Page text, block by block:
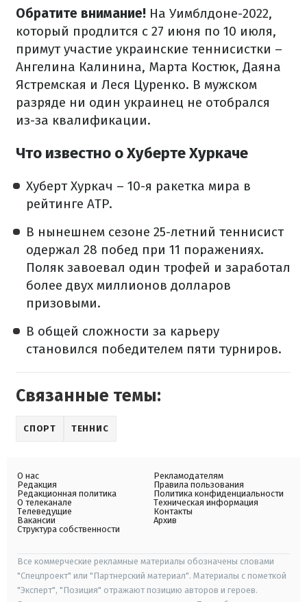
Обратите внимание! На Уимблдоне-2022,
который продлится с 27 июня по 10 июля,
примут участие украинские теннисистки –
Ангелина Калинина, Марта Костюк, Даяна
Ястремская и Леся Цуренко. В мужском
разряде ни один украинец не отобрался
из-за квалификации.
Что известно о Хуберте Хуркаче
Хуберт Хуркач – 10-я ракетка мира в
рейтинге ATP.
В нынешнем сезоне 25-летний теннисист
одержал 28 побед при 11 поражениях.
Поляк завоевал один трофей и заработал
более двух миллионов долларов
призовыми.
В общей сложности за карьеру
становился победителем пяти турниров.
Связанные темы:
СПОРТ ТЕННИС
О нас
Редакция
Редакционная политика
О телеканале
Телеведущие
Вакансии
Структура собственности
Рекламодателям
Правила пользования
Политика конфиденциальности
Техническая информация
Контакты
Архив
Все коммерческие рекламные материалы обозначены словами
"Спецпроект" или "Партнерский материал". Материалы с пометкой
"Эксперт", "Позиция" отражают позицию авторов и героев.